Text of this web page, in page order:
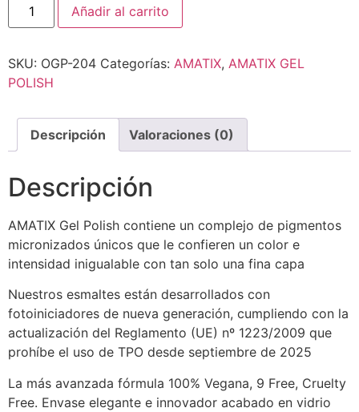
Añadir al carrito
SKU: OGP-204 Categorías: AMATIX, AMATIX GEL
POLISH
Descripción Valoraciones (0)
Descripción
AMATIX Gel Polish contiene un complejo de pigmentos
micronizados únicos que le confieren un color e
intensidad inigualable con tan solo una fina capa
Nuestros esmaltes están desarrollados con
fotoiniciadores de nueva generación, cumpliendo con la
actualización del Reglamento (UE) nº 1223/2009 que
prohíbe el uso de TPO desde septiembre de 2025
La más avanzada fórmula 100% Vegana, 9 Free, Cruelty
Free. Envase elegante e innovador acabado en vidrio